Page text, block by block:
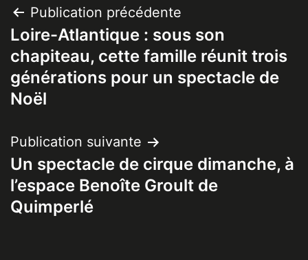
Navigation
de
l’article
Publication précédente
Loire-Atlantique : sous son
chapiteau, cette famille réunit trois
générations pour un spectacle de
Noël
Publication suivante
Un spectacle de cirque dimanche, à
l’espace Benoîte Groult de
Quimperlé